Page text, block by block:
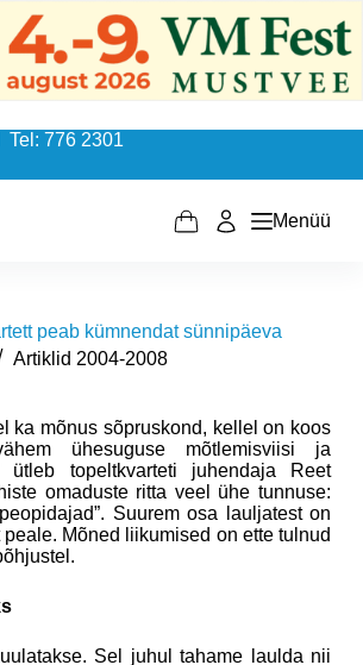
Tel: 776 2301
Shopping
Menüü
peab kümnendat sünnipäeva
Artiklid 2004-2008
ka mõnus sõpruskond, kellel on koos
ühesuguse mõtlemisviisi ja
ütleb topeltkvarteti juhendaja Reet
omaduste ritta veel ühe tunnuse:
Suurem osa lauljatest on
Mõned liikumised on ette tulnud
Sel juhul tahame laulda nii